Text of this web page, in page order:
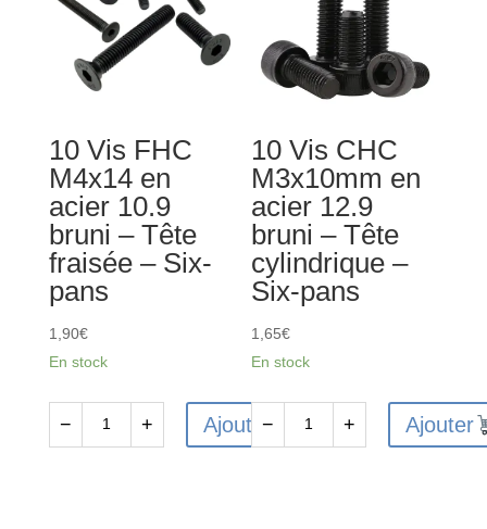
10 Vis FHC
M4x14 en
acier 10.9
bruni – Tête
fraisée – Six-
pans
1,90€
En stock
− + Ajouter
10 Vis CHC
M3x10mm en
acier 12.9
bruni – Tête
cylindrique –
Six-pans
1,65€
En stock
− + Ajouter